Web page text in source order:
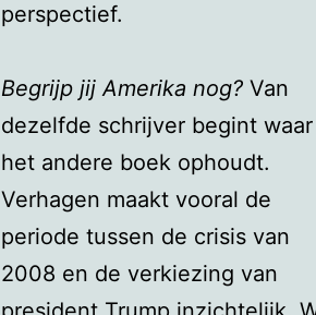
perspectief.
Begrijp jij Amerika nog? Van
dezelfde schrijver begint waar
het andere boek ophoudt.
Verhagen maakt vooral de
periode tussen de crisis van
2008 en de verkiezing van